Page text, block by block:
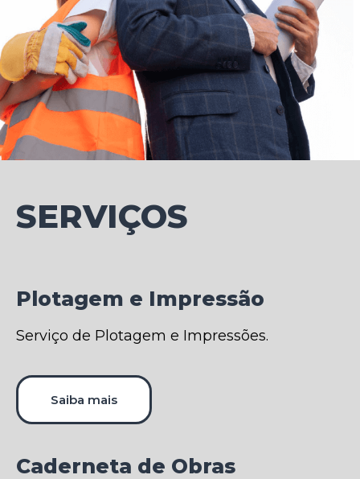
SERVIÇOS
Plotagem e Impressão
Serviço de Plotagem e Impressões.
Saiba mais
Caderneta de Obras